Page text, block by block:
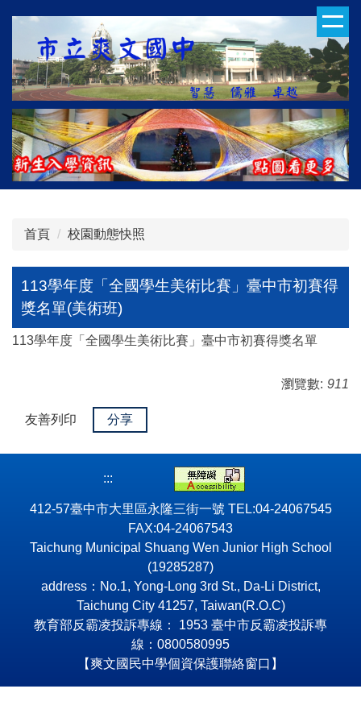
要
內
容
區
首頁 校園動態快照
113學年度「全國學生美術比賽」臺中市初賽得
獎名單(美術班)
113學年度「全國學生美術比賽」臺中市初賽得獎名單
瀏覽數: 911
友善列印 分享
:::
412-57臺中市大里區永隆三街一號 TEL:04-24067545
FAX:04-24067543
Taichung Municipal Shuang Wen Junior High School
(19285287)
address：No.1, Yong-Long 3rd St., Da-Li District,
Taichung City 41257, Taiwan(R.O.C)
教育部反霸凌投訴專線： 1953 臺中市反霸凌投訴專
線：0800580995
【爽文國民中學個資保護聯絡窗口】